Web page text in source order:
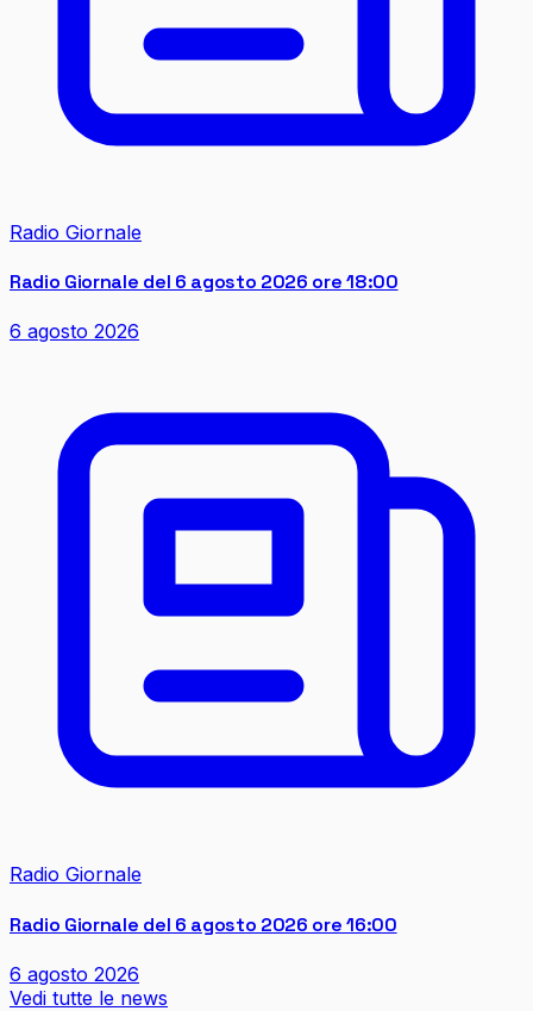
Radio Giornale
Radio Giornale del 6 agosto 2026 ore 18:00
6 agosto 2026
Radio Giornale
Radio Giornale del 6 agosto 2026 ore 16:00
6 agosto 2026
Vedi tutte le news